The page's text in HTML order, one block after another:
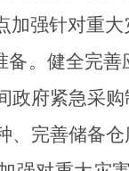
加强针对重
备。健全完
政府紧急采
、完善储备